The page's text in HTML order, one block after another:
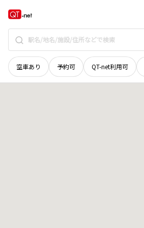
空車あり 予約可 QT-net利用可
青森県